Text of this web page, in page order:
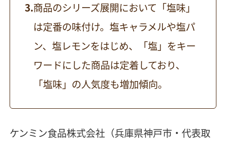
商品のシリーズ展開において「塩味」
は定番の味付け。塩キャラメルや塩パ
ン、塩レモンをはじめ、「塩」をキー
ワードにした商品は定着しており、
「塩味」の人気度も増加傾向。
ケンミン食品株式会社（兵庫県神戸市・代表取